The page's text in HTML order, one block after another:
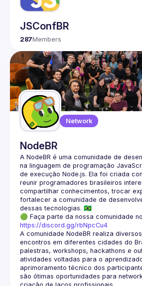
JSConfBR
287Members
Network
NodeBR
A NodeBR é uma comunidade de
na linguagem de programação
de execução Node.js. Ela foi criada
reunir programadores brasileiros
compartilhar conhecimentos, trocar
fortalecer a comunidade de
🟢 Faça parte da nossa comunidade
https://discord.gg/rbNpcCu4
A comunidade NodeBR realiza
encontros em diferentes cidades do
palestras, workshops, hackathons e
atividades voltadas para o
aprimoramento técnico dos
são ótimas oportunidades para